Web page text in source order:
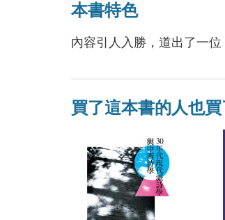
本書特色
內容引人入勝，道出了一
買了這本書的人也買